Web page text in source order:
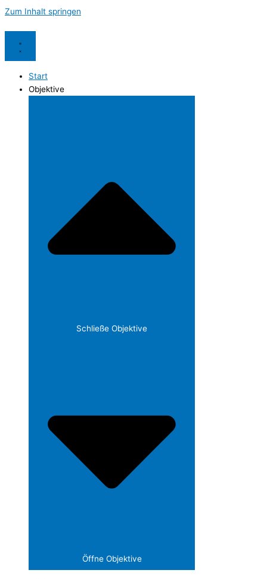
Zum Inhalt springen
Start
Objektive
Schließe Objektive
Öffne Objektive